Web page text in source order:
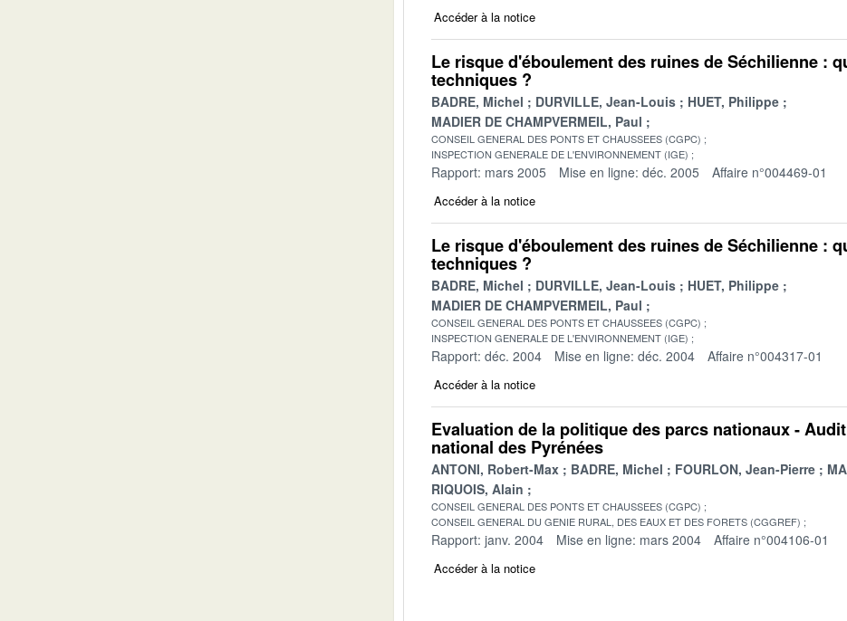
Accéder à la notice
Le risque d'éboulement des ruines de Séchilienne :
techniques ?
BADRE, Michel DURVILLE, Jean-Louis
HUET, Philippe
MADIER DE CHAMPVERMEIL, Paul
CONSEIL GENERAL DES PONTS ET CHAUSSEES (CGPC)
INSPECTION GENERALE DE L'ENVIRONNEMENT (IGE)
Rapport: mars 2005 Mise en ligne: déc. 2005 Affaire n°004469-01
Accéder à la notice
Le risque d'éboulement des ruines de Séchilienne :
techniques ?
BADRE, Michel DURVILLE, Jean-Louis
HUET, Philippe
MADIER DE CHAMPVERMEIL, Paul
CONSEIL GENERAL DES PONTS ET CHAUSSEES (CGPC)
INSPECTION GENERALE DE L'ENVIRONNEMENT (IGE)
Rapport: déc. 2004 Mise en ligne: déc. 2004 Affaire n°004317-01
Accéder à la notice
Evaluation de la politique des parcs nationaux -
national des Pyrénées
ANTONI, Robert-Max BADRE, Michel FOURLON, Jean-Pierre
RIQUOIS, Alain
CONSEIL GENERAL DES PONTS ET CHAUSSEES (CGPC)
CONSEIL GENERAL DU GENIE RURAL, DES EAUX ET DES FORETS (CGGREF)
Rapport: janv. 2004 Mise en ligne: mars 2004 Affaire n°004106-01
Accéder à la notice